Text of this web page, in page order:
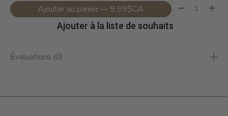
Ajouter au panier — 9,99$CA Quantité:
Ajouter à la liste de souhaits
Évaluations (0)